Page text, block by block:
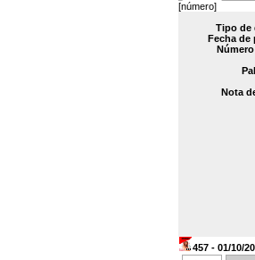
[número]
Tipo de
Fecha de
Nota
457 - 01/10/